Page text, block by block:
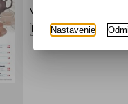
V tejto diskusii zatiaľ nie
Nový príspevok
Nastavenie